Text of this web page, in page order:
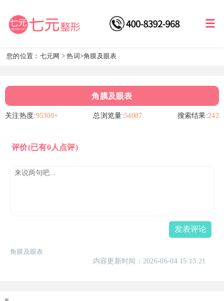
您的位置： 七元网 >热词 >角膜及眼表
角膜及眼表
关注热度:95300+ 总浏览量:54087 搜索结果:242
评价(已有0人点评)
发表评论
角膜及眼表
内容更新时间：2026-06-04 15:13:21